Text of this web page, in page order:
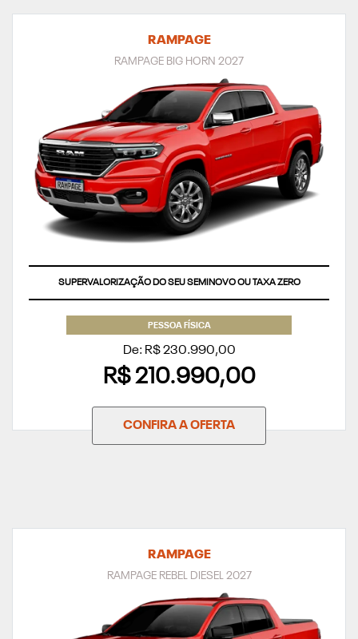
RAMPAGE
RAMPAGE BIG HORN 2027
SUPERVALORIZAÇÃO DO SEU SEMINOVO OU TAXA ZERO
PESSOA FÍSICA
De: R$ 230.990,00
R$ 210.990,00
CONFIRA A OFERTA
RAMPAGE
RAMPAGE REBEL DIESEL 2027